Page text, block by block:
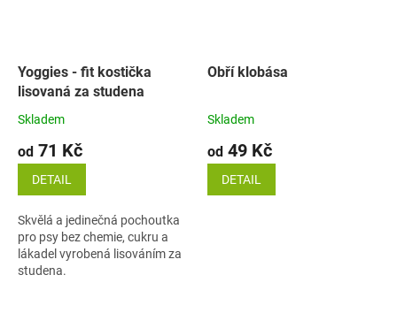
Yoggies - fit kostička
lisovaná za studena
Skladem
od 71 Kč
DETAIL
Skvělá a jedinečná pochoutka
pro psy bez chemie, cukru a
lákadel vyrobená lisováním za
studena.
Obří klobása
Skladem
od 49 Kč
DETAIL